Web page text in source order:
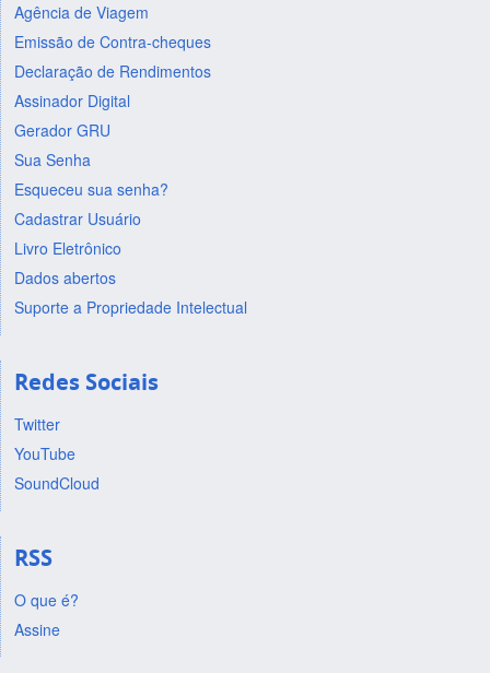
Agência de Viagem
Emissão de Contra-cheques
Declaração de Rendimentos
Assinador Digital
Gerador GRU
Sua Senha
Esqueceu sua senha?
Cadastrar Usuário
Livro Eletrônico
Dados abertos
Suporte a Propriedade Intelectual
Redes Sociais
Twitter
YouTube
SoundCloud
RSS
O que é?
Assine